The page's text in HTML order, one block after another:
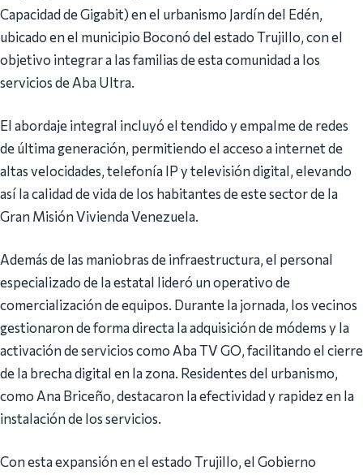
Capacidad de Gigabit) en el urbanismo Jardín del Edén,
ubicado en el municipio Boconó del estado Trujillo, con el
objetivo integrar a las familias de esta comunidad a los
servicios de Aba Ultra.
El abordaje integral incluyó el tendido y empalme de redes
de última generación, permitiendo el acceso a internet de
altas velocidades, telefonía IP y televisión digital, elevando
así la calidad de vida de los habitantes de este sector de la
Gran Misión Vivienda Venezuela.
Además de las maniobras de infraestructura, el personal
especializado de la estatal lideró un operativo de
comercialización de equipos. Durante la jornada, los vecinos
gestionaron de forma directa la adquisición de módems y la
activación de servicios como Aba TV GO, facilitando el cierre
de la brecha digital en la zona. Residentes del urbanismo,
como Ana Briceño, destacaron la efectividad y rapidez en la
instalación de los servicios.
Con esta expansión en el estado Trujillo, el Gobierno